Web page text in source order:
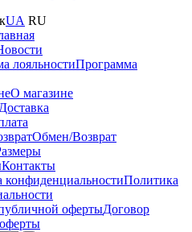
UA RU
Программа
О магазине
Доставка
Обмен/Возврат
Контакты
Политика
Договор